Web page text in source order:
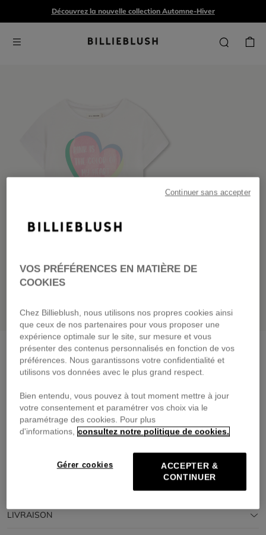
Découvrez la nouvelle collection Automne-Hiver
Ensemble Tee-shirt + shortblanc
69,00 €
Payez en 4 fois sans frais avec
🔒Paiement sécurisé & retours faciles
DESCRIPTION
COMPOSITION
LIVRAISON
VOS PRÉFÉRENCES EN MATIÈRE DE
COOKIES
Chez Billieblush, nous utilisons nos propres cookies ainsi
que ceux de nos partenaires pour vous proposer une
expérience optimale sur le site, sur mesure et vous
présenter des contenus personnalisés en fonction de vos
préférences. Nous garantissons votre confidentialité et
utilisons vos données avec le plus grand respect.
Bien entendu, vous pouvez à tout moment mettre à jour
votre consentement et paramétrer vos choix via le
paramétrage des cookies. Pour plus
d'informations, consultez notre politique de cookies.
Gérer cookies
ACCEPTER &
CONTINUER
Continuer sans accepter